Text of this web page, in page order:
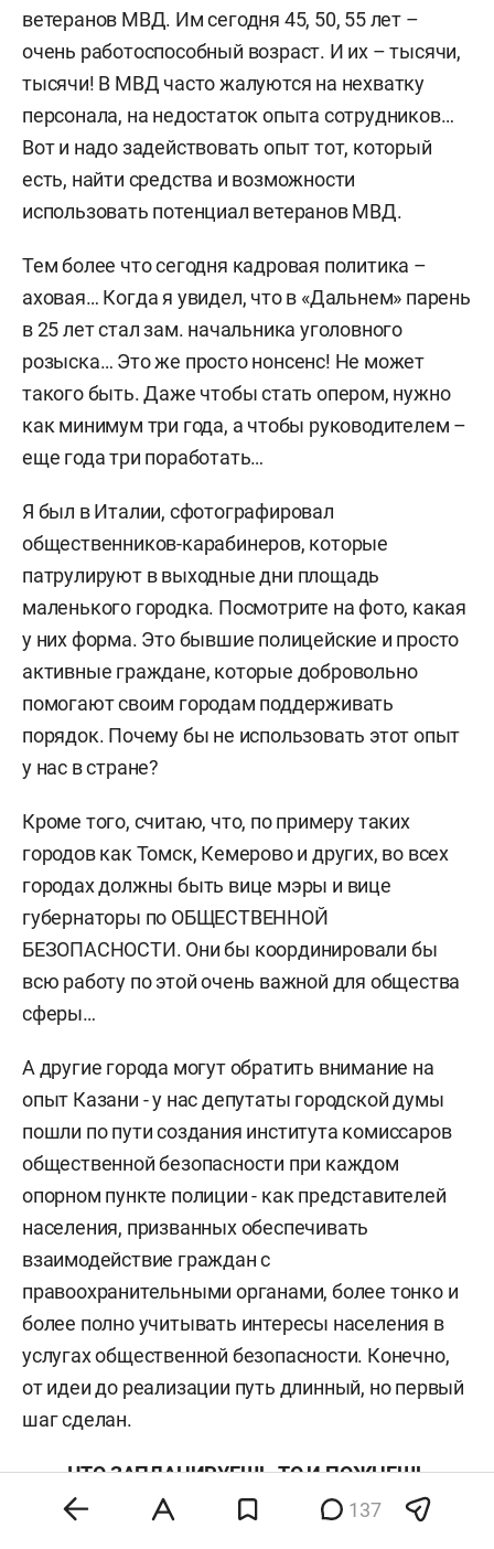
ветеранов МВД. Им сегодня 45, 50, 55 лет –
очень работоспособный возраст. И их – тысячи,
тысячи! В МВД часто жалуются на нехватку
персонала, на недостаток опыта сотрудников…
Вот и надо задействовать опыт тот, который
есть, найти средства и возможности
использовать потенциал ветеранов МВД.
Тем более что сегодня кадровая политика –
аховая… Когда я увидел, что в «Дальнем» парень
в 25 лет стал зам. начальника уголовного
розыска… Это же просто нонсенс! Не может
такого быть. Даже чтобы стать опером, нужно
как минимум три года, а чтобы руководителем –
еще года три поработать…
Я был в Италии, сфотографировал
общественников-карабинеров, которые
патрулируют в выходные дни площадь
маленького городка. Посмотрите на фото, какая
у них форма. Это бывшие полицейские и просто
активные граждане, которые добровольно
помогают своим городам поддерживать
порядок. Почему бы не использовать этот опыт
у нас в стране?
Кроме того, считаю, что, по примеру таких
городов как Томск, Кемерово и других, во всех
городах должны быть вице мэры и вице
губернаторы по ОБЩЕСТВЕННОЙ
БЕЗОПАСНОСТИ. Они бы координировали бы
всю работу по этой очень важной для общества
сферы…
А другие города могут обратить внимание на
опыт Казани - у нас депутаты городской думы
пошли по пути создания института комиссаров
общественной безопасности при каждом
опорном пункте полиции - как представителей
населения, призванных обеспечивать
взаимодействие граждан с
правоохранительными органами, более тонко и
более полно учитывать интересы населения в
услугах общественной безопасности. Конечно,
от идеи до реализации путь длинный, но первый
шаг сделан.
ЧТО ЗАПЛАНИРУЕШЬ, ТО И ПОЖНЕШЬ
Очень важный тезис – полицейская статистика.
137